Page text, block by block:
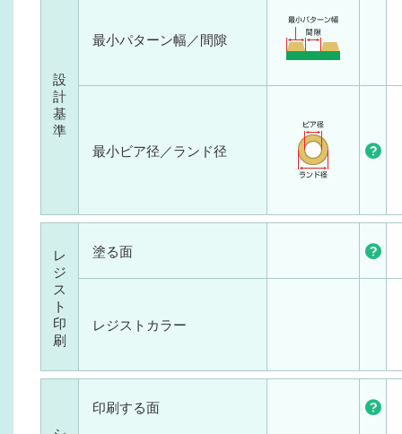
設
計
基
準
最小パターン幅／間隙
最小ビア径／ランド径
レ
ジ
ス
ト
印
刷
塗る面
レジストカラー
印刷する面